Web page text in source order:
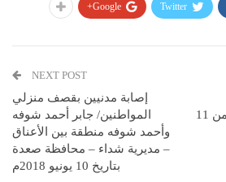
Twitter
Google+
التحالف السعودي في اليمن 11
NEXT POST
إصابة مدنيين بقصف منزلي
المواطنين/ جابر أحمد شوفه
وأحمد شوفه منطقة بين الأعناق
– مديرية شداء – محافظة صعدة
بتاريخ 10 يونيو 2018م